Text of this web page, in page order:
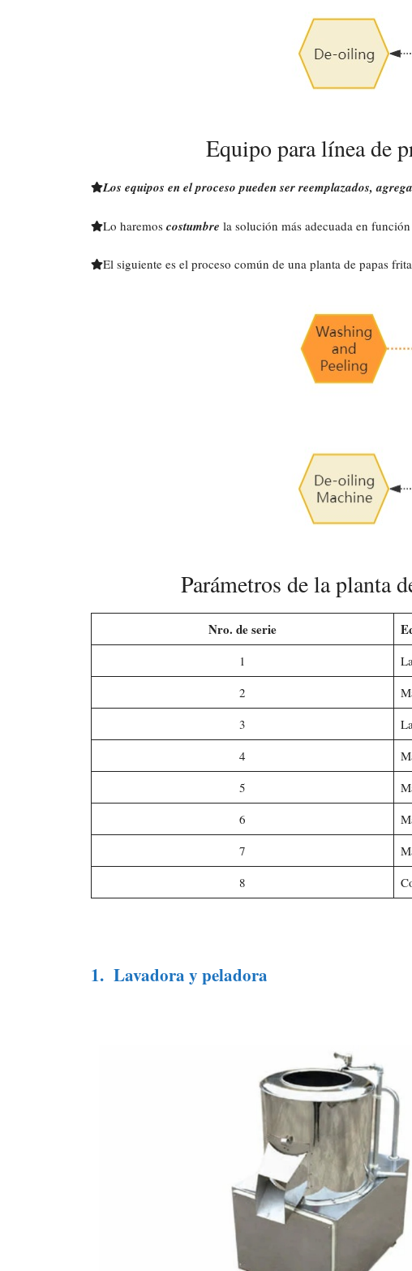
Equipo para línea de
Los equipos en el proceso pueden ser reemplazados,
Lo haremos costumbre la solución más adecuada en
El siguiente es el proceso común de una planta de papas
Parámetros de la planta
Nro. de serie
1
2
3
4
5
6
7
8
1. Lavadora y peladora